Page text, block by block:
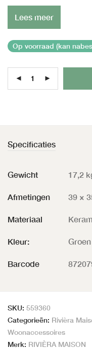
Lees meer
Op voorraad (kan
Specificaties
Gewicht 17,2
Afmetingen 39 ×
Materiaal
Kleur: Groen
Barcode
SKU: 559360
Categorieën: Rivièra
Woonaccessoires
Merk: RIVIÈRA MAISON